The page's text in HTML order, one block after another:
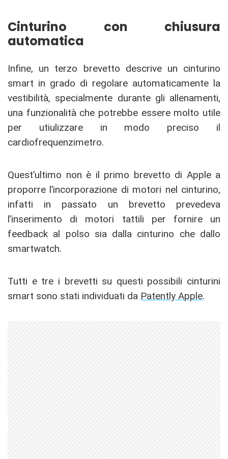
Cinturino con chiusura
automatica
Infine, un terzo brevetto descrive un cinturino
smart in grado di regolare automaticamente la
vestibilità, specialmente durante gli allenamenti,
una funzionalità che potrebbe essere molto utile
per utiulizzare in modo preciso il
cardiofrequenzimetro.
Quest’ultimo non è il primo brevetto di Apple a
proporre l’incorporazione di motori nel cinturino,
infatti in passato un brevetto prevedeva
l’inserimento di motori tattili per fornire un
feedback al polso sia dalla cinturino che dallo
smartwatch.
Tutti e tre i brevetti su questi possibili cinturini
smart sono stati individuati da Patently Apple.